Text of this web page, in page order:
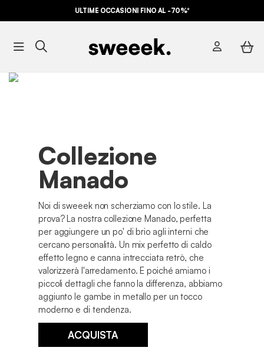
ULTIME OCCASIONI FINO AL -70%*
Collezione
Manado
Noi di sweeek non scherziamo con lo stile. La
prova? La nostra collezione Manado, perfetta
per aggiungere un po' di brio agli interni che
cercano personalità. Un mix perfetto di caldo
effetto legno e canna intrecciata retrò, che
valorizzerà l'arredamento. E poiché amiamo i
piccoli dettagli che fanno la differenza, abbiamo
aggiunto le gambe in metallo per un tocco
moderno e di tendenza.
ACQUISTA